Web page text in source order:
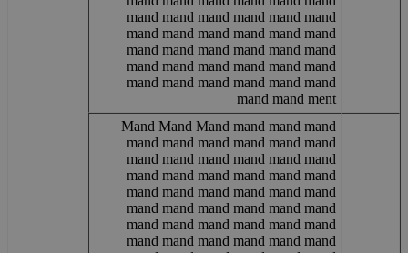
mand mand mand mand mand mand
mand mand mand mand mand mand
mand mand mand mand mand mand
mand mand mand mand mand mand
mand mand mand mand mand mand
mand mand ment
Mand Mand Mand mand mand mand
mand mand mand mand mand mand
mand mand mand mand mand mand
mand mand mand mand mand mand
mand mand mand mand mand mand
mand mand mand mand mand mand
mand mand mand mand mand mand
mand mand mand mand mand mand